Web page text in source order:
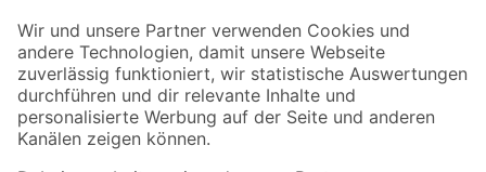
Der toom Newsletter: Keine Angebote und Aktionen mehr verpassen!
Zur Newsletter Anmeldung
Folge uns